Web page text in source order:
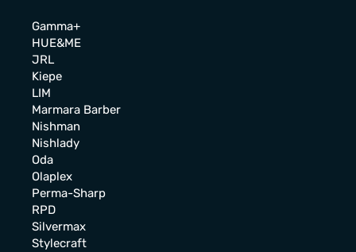
Gamma+
HUE&ME
JRL
Kiepe
LIM
Marmara Barber
Nishman
Nishlady
Oda
Olaplex
Perma-Sharp
RPD
Silvermax
Stylecraft